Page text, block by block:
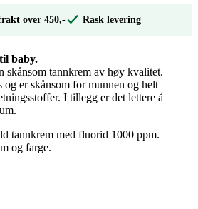
over 450,- Rask levering
baby.
skånsom tannkrem av høy kvalitet.
er skånsom for munnen og helt
I tillegg er det lettere å
tannkrem med fluorid 1000 ppm.
og farge.